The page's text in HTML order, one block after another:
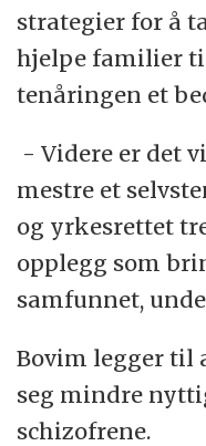
strategier for å
hjelpe familier
tenåringen et
- Videre er det
mestre et
og yrkesrettet
opplegg som
samfunnet,
Bovim legger til
seg mindre
schizofrene.